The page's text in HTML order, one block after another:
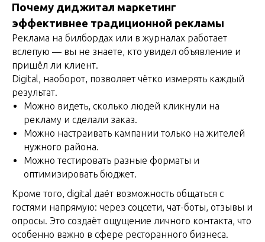
Почему диджитал маркетинг
эффективнее традиционной рекламы
Реклама на билбордах или в журналах работает
вслепую — вы не знаете, кто увидел объявление и
пришёл ли клиент.
Digital, наоборот, позволяет чётко измерять каждый
результат.
Можно видеть, сколько людей кликнули на
рекламу и сделали заказ.
Можно настраивать кампании только на жителей
нужного района.
Можно тестировать разные форматы и
оптимизировать бюджет.
Кроме того, digital даёт возможность общаться с
гостями напрямую: через соцсети, чат-боты, отзывы и
опросы. Это создаёт ощущение личного контакта, что
особенно важно в сфере ресторанного бизнеса.